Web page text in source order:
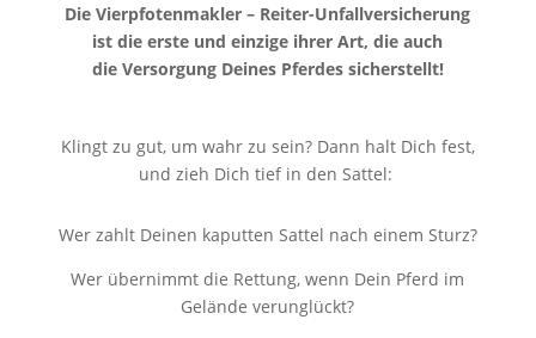
Die Vierpfotenmakler – Reiter-Unfallversicherung
ist die erste und einzige ihrer Art, die auch
die Versorgung Deines Pferdes sicherstellt!
Klingt zu gut, um wahr zu sein? Dann halt Dich fest,
und zieh Dich tief in den Sattel:
Wer zahlt Deinen kaputten Sattel nach einem Sturz?
Wer übernimmt die Rettung, wenn Dein Pferd im
Gelände verunglückt?